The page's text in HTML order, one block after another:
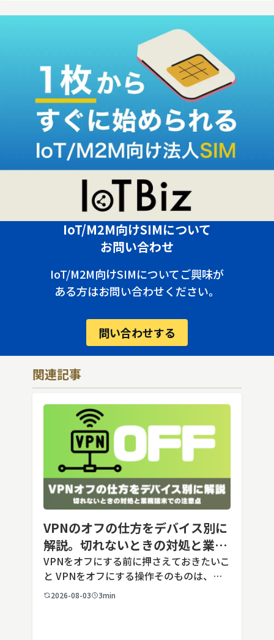
IoT/M2M向けSIMについて
お問い合わせ
IoT/M2M向けSIMについてご興味が
ある方はお問い合わせください。
問い合わせする
関連記事
VPNのオフの仕方をデバイス別に
解説。切れないときの対処と業務
端末での注意点
VPNをオフにする前に押さえておきたいこ
と VPNをオフにする操作そのものは、ど
の端末でも数タップから数クリックで完了
2026-08-03 3min